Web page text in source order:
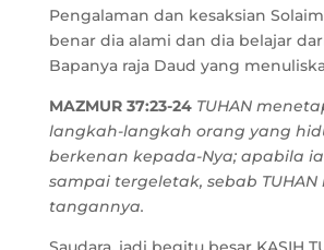
Pengalaman dan kesaksian
benar dia alami dan dia belajar
Bapanya raja Daud yang
MAZMUR 37:23-24 TUHAN
langkah-langkah orang yang
berkenan kepada-Nya; apabila
sampai tergeletak, sebab
tangannya.